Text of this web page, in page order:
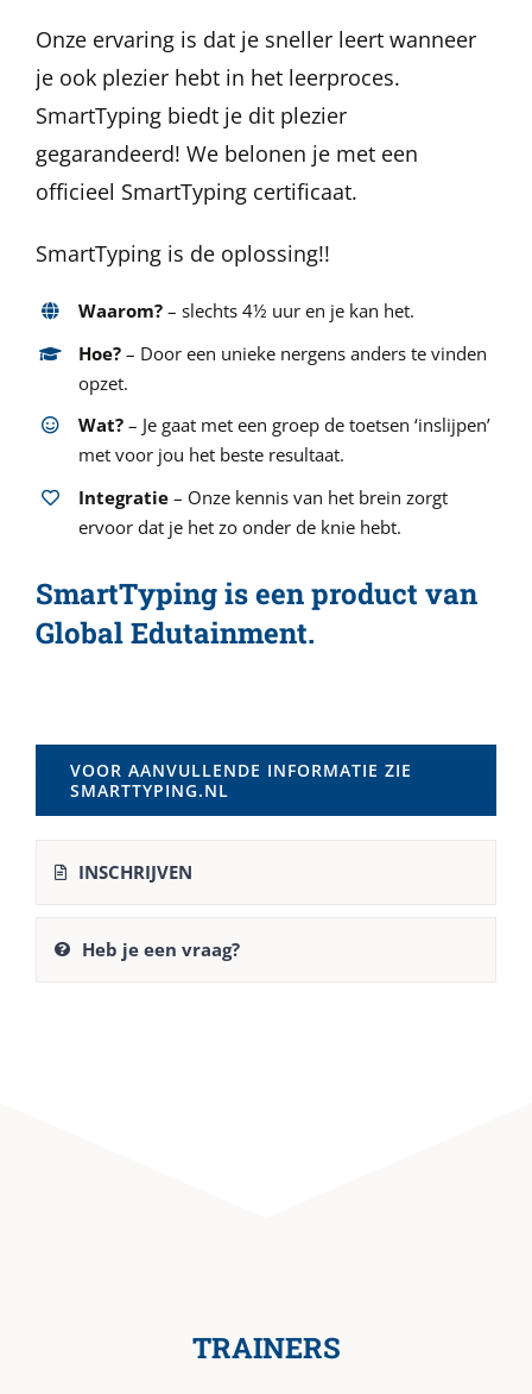
Onze ervaring is dat je sneller leert wanneer
je ook plezier hebt in het leerproces.
SmartTyping biedt je dit plezier
gegarandeerd! We belonen je met een
officieel SmartTyping certificaat.
SmartTyping is de oplossing!!
Waarom? – slechts 4½ uur en je kan het.
Hoe? – Door een unieke nergens anders te vinden
opzet.
Wat? – Je gaat met een groep de toetsen ‘inslijpen’
met voor jou het beste resultaat.
Integratie – Onze kennis van het brein zorgt
ervoor dat je het zo onder de knie hebt.
SmartTyping is een product van
Global Edutainment.
VOOR AANVULLENDE INFORMATIE ZIE
SMARTTYPING.NL
INSCHRIJVEN
Heb je een vraag?
TRAINERS